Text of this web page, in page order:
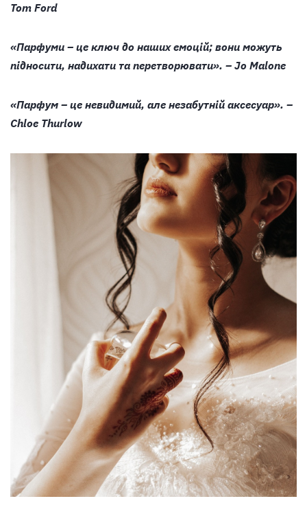
Tom Ford
«Парфуми – це ключ до наших емоцій; вони можуть
підносити, надихати та перетворювати». – Jo Malone
«Парфум – це невидимий, але незабутній аксесуар». –
Chloe Thurlow